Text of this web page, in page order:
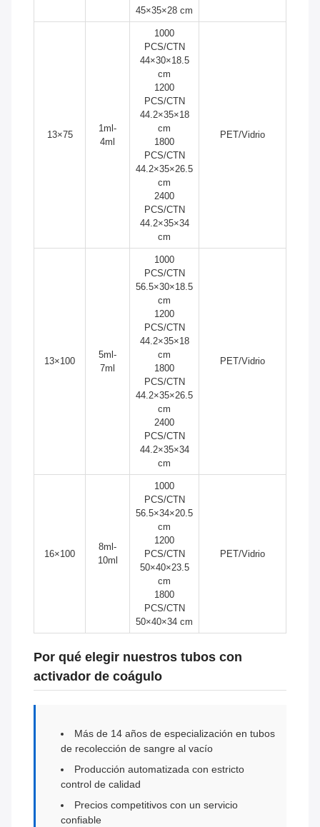
45×35×28 cm
13×75
1ml-
4ml
1000
PCS/CTN
44×30×18.5
cm
1200
PCS/CTN
44.2×35×18
cm
1800
PCS/CTN
44.2×35×26.5
cm
2400
PCS/CTN
44.2×35×34
cm
PET/Vidrio
13×100
5ml-
7ml
1000
PCS/CTN
56.5×30×18.5
cm
1200
PCS/CTN
44.2×35×18
cm
1800
PCS/CTN
44.2×35×26.5
cm
2400
PCS/CTN
44.2×35×34
cm
PET/Vidrio
16×100
8ml-
10ml
1000
PCS/CTN
56.5×34×20.5
cm
1200
PCS/CTN
50×40×23.5
cm
1800
PCS/CTN
50×40×34 cm
PET/Vidrio
Por qué elegir nuestros tubos con
activador de coágulo
Más de 14 años de especialización en tubos
de recolección de sangre al vacío
Producción automatizada con estricto
control de calidad
Precios competitivos con un servicio
confiable